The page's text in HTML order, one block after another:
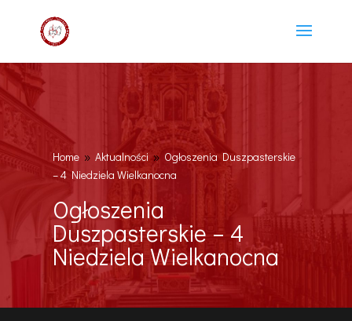
Home 9 Aktualności 9 Ogłoszenia Duszpasterskie
– 4 Niedziela Wielkanocna
Ogłoszenia
Duszpasterskie – 4
Niedziela Wielkanocna